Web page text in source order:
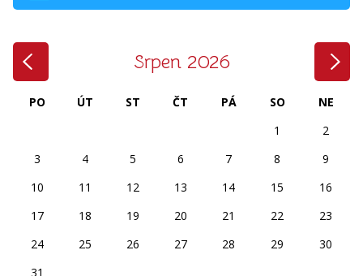
Srpen 2026
PO ÚT ST ČT PÁ SO
NE
1
2
3
4 5 6 7 8
9
10
11 12 13 14 15
16
17
18 19 20 21 22
23
24
25 26 27 28 29
30
31